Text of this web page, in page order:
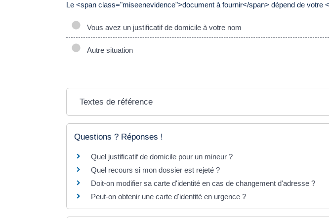
Le <span class="miseenevidence">document à fournir</span> dépend de votre
Vous avez un justificatif de domicile à votre nom
Autre situation
Textes de référence
Questions ? Réponses !
Quel justificatif de domicile pour un mineur ?
Quel recours si mon dossier est rejeté ?
Doit-on modifier sa carte d'identité en cas de changement d'adresse ?
Peut-on obtenir une carte d'identité en urgence ?